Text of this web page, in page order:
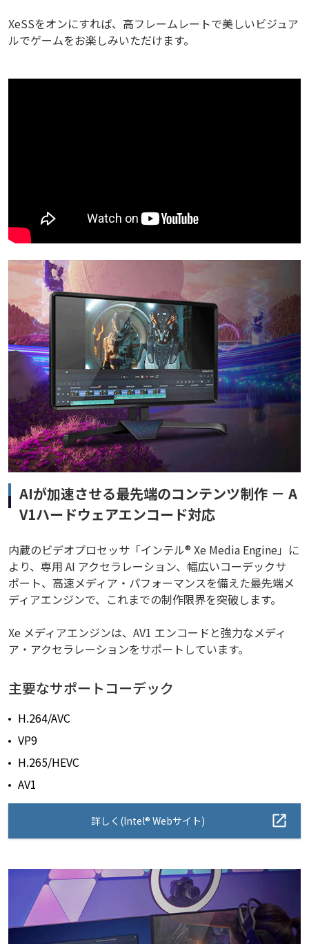
XeSSをオンにすれば、高フレームレートで美しいビジュア
ルでゲームをお楽しみいただけます。
AIが加速させる最先端のコンテンツ制作 － A
V1ハードウェアエンコード対応
内蔵のビデオプロセッサ「インテル® Xe Media Engine」に
より、専用 AI アクセラレーション、幅広いコーデックサ
ポート、高速メディア・パフォーマンスを備えた最先端メ
ディアエンジンで、これまでの制作限界を突破します。
Xe メディアエンジンは、AV1 エンコードと強力なメディ
ア・アクセラレーションをサポートしています。
主要なサポートコーデック
H.264/AVC
VP9
H.265/HEVC
AV1
詳しく(Intel® Webサイト)